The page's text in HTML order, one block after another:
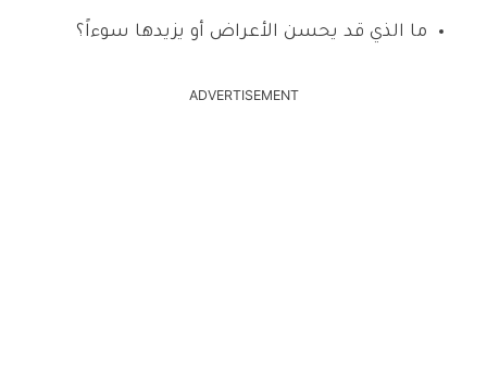
ما الذي قد يحسن الأعراض أو يزيدها سوءاً؟
ADVERTISEMENT